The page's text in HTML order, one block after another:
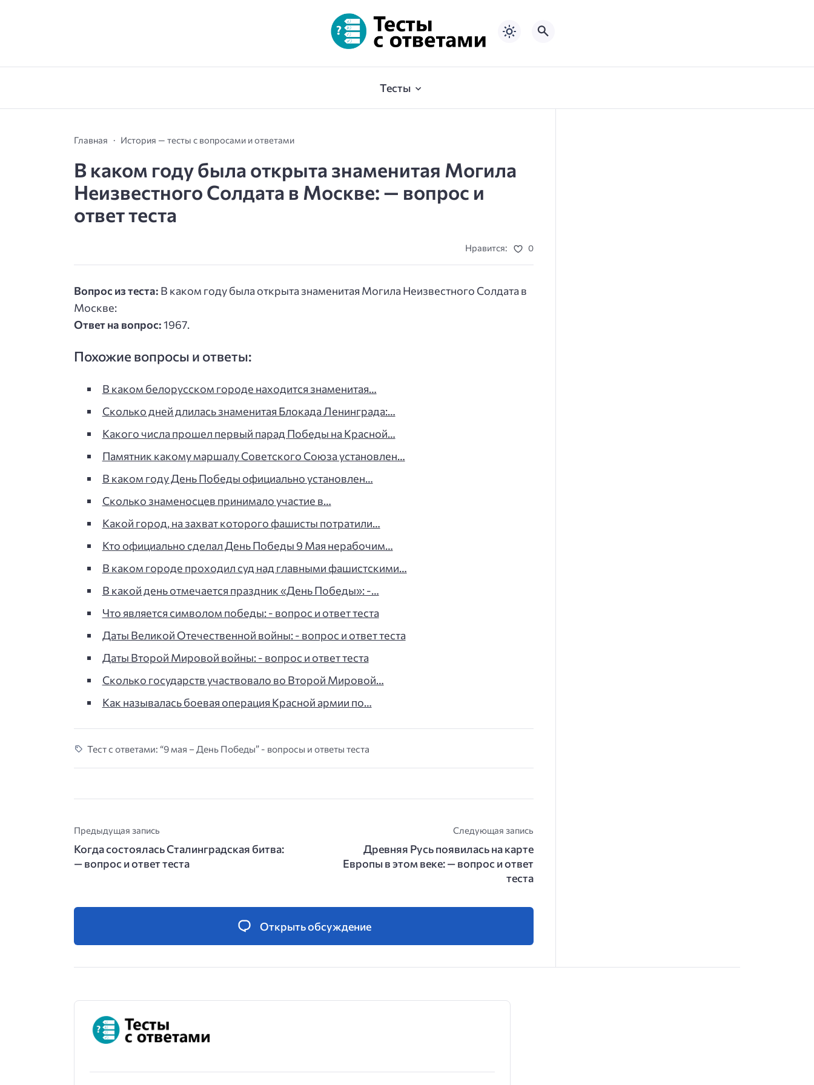
Тесты
Главная История — тесты с вопросами и ответами
В каком году была открыта знаменитая Могила
Неизвестного Солдата в Москве: — вопрос и
ответ теста
Нравится: 0
Вопрос из теста: В каком году была открыта знаменитая Могила Неизвестного Солдата в
Москве:
Ответ на вопрос:1967.
Похожие вопросы и ответы:
В каком белорусском городе находится знаменитая…
Сколько дней длилась знаменитая Блокада Ленинграда:…
Какого числа прошел первый парад Победы на Красной…
Памятник какому маршалу Советского Союза установлен…
В каком году День Победы официально установлен…
Сколько знаменосцев принимало участие в…
Какой город, на захват которого фашисты потратили…
Кто официально сделал День Победы 9 Мая нерабочим…
В каком городе проходил суд над главными фашистскими…
В какой день отмечается праздник «День Победы»: -…
Что является символом победы: - вопрос и ответ теста
Даты Великой Отечественной войны: - вопрос и ответ теста
Даты Второй Мировой войны: - вопрос и ответ теста
Сколько государств участвовало во Второй Мировой…
Как называлась боевая операция Красной армии по…
Тест с ответами: “9 мая – День Победы” - вопросы и ответы теста
Предыдущая запись
Когда состоялась Сталинградская битва:
— вопрос и ответ теста
Следующая запись
Древняя Русь появилась на карте
Европы в этом веке: — вопрос и ответ
теста
Открыть обсуждение